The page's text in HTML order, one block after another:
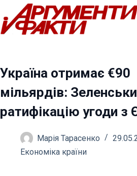
Перейти
до
вмісту
Україна отримає €90
мільярдів:
ратифікацію угоди з
Марія Тарасенко
Економіка країни